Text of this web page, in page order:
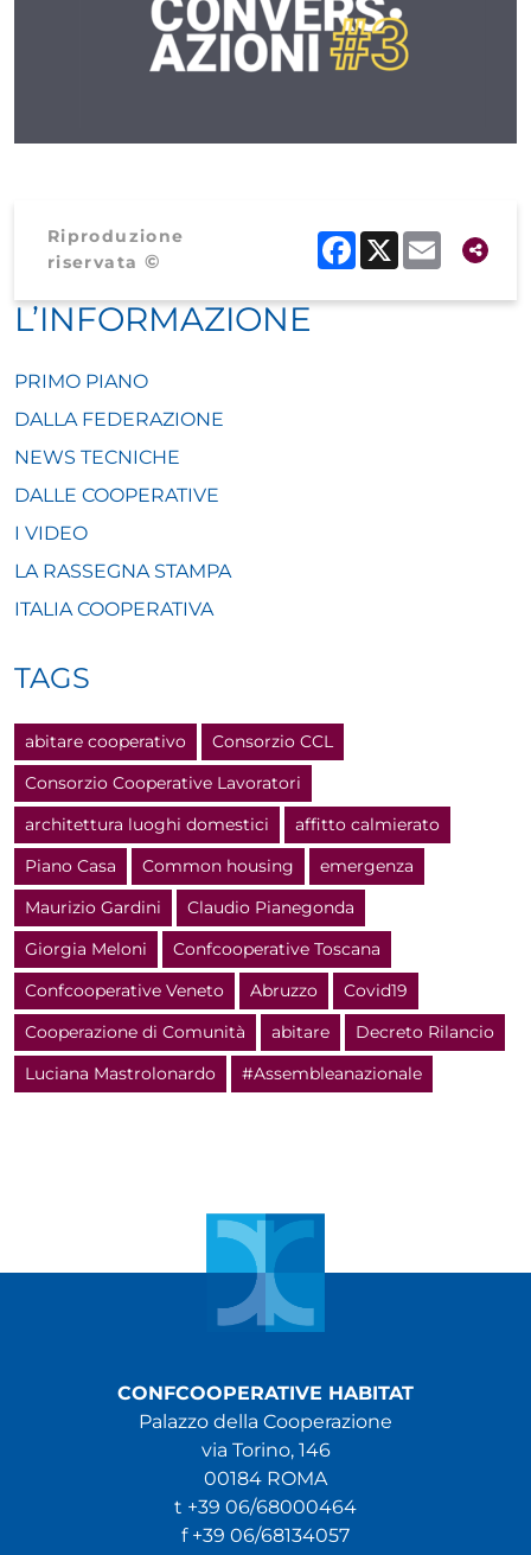
Riproduzione
riservata ©
Facebook
X Email
L’INFORMAZIONE
PRIMO PIANO
DALLA FEDERAZIONE
NEWS TECNICHE
DALLE COOPERATIVE
I VIDEO
LA RASSEGNA STAMPA
ITALIA COOPERATIVA
TAGS
abitare cooperativo
Consorzio CCL
Consorzio Cooperative Lavoratori
architettura luoghi domestici
affitto calmierato
Piano Casa
Common housing
emergenza
Maurizio Gardini
Claudio Pianegonda
Giorgia Meloni
Confcooperative Toscana
Confcooperative Veneto
Abruzzo
Covid19
Cooperazione di Comunità
abitare
Decreto Rilancio
Luciana Mastrolonardo
#Assembleanazionale
CONFCOOPERATIVE HABITAT
Palazzo della Cooperazione
via Torino, 146
00184 ROMA
t +39 06/68000464
f +39 06/68134057